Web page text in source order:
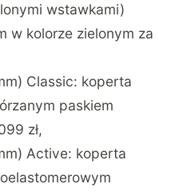
wstawkami)
w kolorze zielonym za
Classic: koperta
paskiem
zł,
Active: koperta